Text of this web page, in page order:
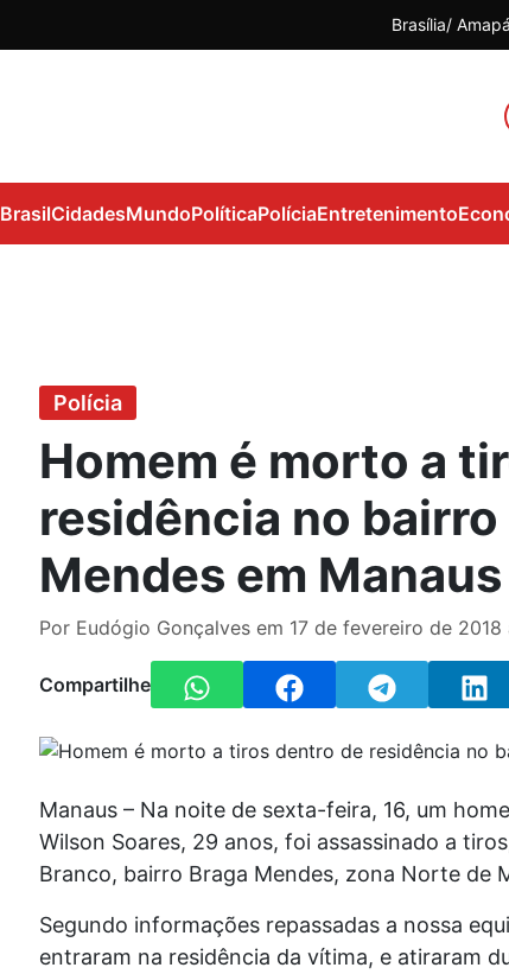
Brasília Amapá
BrasilCidadesMundoPolíticaPolíciaEntretenimento
Polícia
Homem é morto a
residência no bairro
Mendes em Manaus
Por Eudógio Gonçalves em 17 de fevereiro de 2018
Compartilhe
Manaus – Na noite de sexta-feira, 16, um
Wilson Soares, 29 anos, foi assassinado a
Branco, bairro Braga Mendes, zona Norte de
Segundo informações repassadas a nossa
entraram na residência da vítima, e atiraram